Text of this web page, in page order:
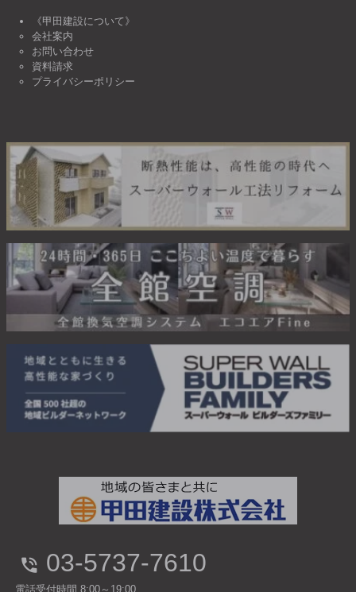
《甲田建設について》
会社案内
お問い合わせ
資料請求
プライバシーポリシー
03-5737-7610
電話受付時間 8:00～19:00